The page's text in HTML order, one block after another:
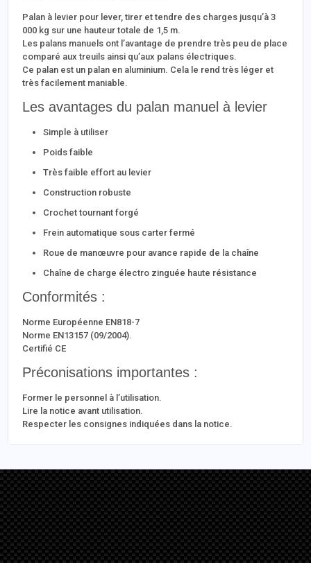
Palan à levier pour lever, tirer et tendre des charges jusqu’à 3
000 kg sur une hauteur totale de 1,5 m.
Les palans manuels ont l’avantage de prendre très peu de place
comparé aux treuils ainsi qu’aux palans électriques.
Ce palan est un palan en aluminium. Cela le rend très léger et
très facilement maniable.
Les avantages du palan manuel à levier
Simple à utiliser
Poids faible
Très faible effort au levier
Construction robuste
Crochet tournant forgé
Frein automatique sous carter fermé
Roue de manœuvre pour avance rapide de la chaîne
Chaîne de charge électro zinguée haute résistance
Conformités :
Norme Européenne EN818-7
Norme EN13157 (09/2004).
Certifié CE
Préconisations importantes :
Former le personnel à l’utilisation.
Lire la notice avant utilisation.
Respecter les consignes indiquées dans la notice.